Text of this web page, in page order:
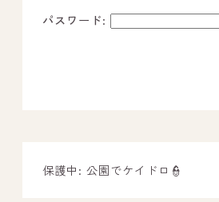
－ オールピース福津事業所
スタッフブログ
パスワード:
保護中: 公園でケイドロ👮